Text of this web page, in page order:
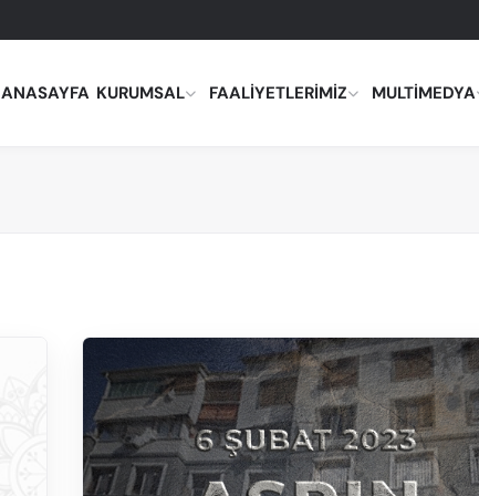
ANASAYFA KURUMSAL FAALIYETLERIMIZ MULTIMEDYA